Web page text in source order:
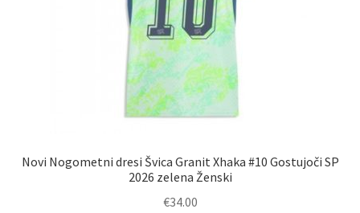
Novi Nogometni dresi Švica Granit Xhaka #10 Gostujoči SP
2026 zelena Ženski
€34.00